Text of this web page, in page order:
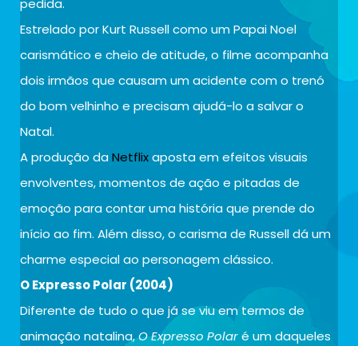
pedida.
Estrelado por Kurt Russell como um Papai Noel
carismático e cheio de atitude, o filme acompanha
dois irmãos que causam um acidente com o trenó
do bom velhinho e precisam ajudá-lo a salvar o
Natal.
A produção daNetflixaposta em efeitos visuais
envolventes, momentos de ação e pitadas de
emoção para contar uma história que prende do
início ao fim. Além disso, o carisma de Russell dá um
charme especial ao personagem clássico.
O Expresso Polar (2004)
Diferente de tudo o que já se viu em termos de
animação natalina,O Expresso Polaré um daqueles